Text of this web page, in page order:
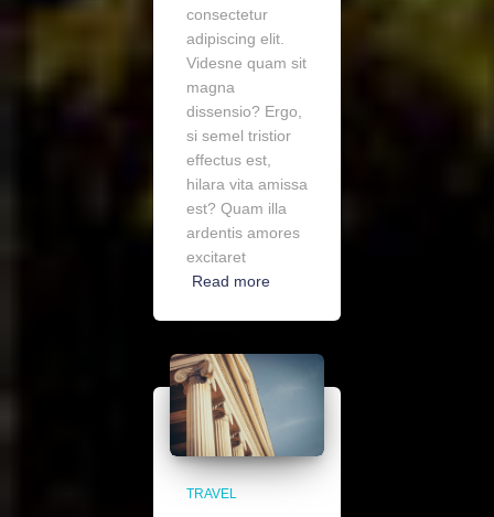
consectetur
adipiscing elit.
Videsne quam sit
magna
dissensio? Ergo,
si semel tristior
effectus est,
hilara vita amissa
est? Quam illa
ardentis amores
excitaret
Read more
TRAVEL